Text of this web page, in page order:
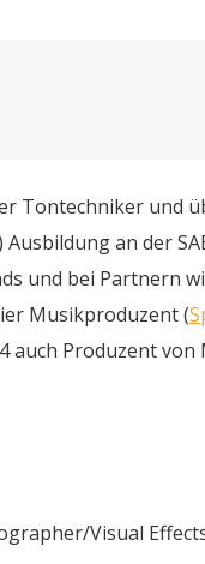
Tontechniker und
an der
und bei Partnern
Musikproduzent (
Produzent von
Visual